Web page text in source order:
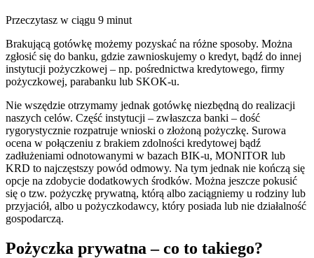
Przeczytasz w ciągu 9 minut
Brakującą gotówkę możemy pozyskać na różne sposoby. Można
zgłosić się do banku, gdzie zawnioskujemy o kredyt, bądź do innej
instytucji pożyczkowej – np. pośrednictwa kredytowego, firmy
pożyczkowej, parabanku lub SKOK-u.
Nie wszędzie otrzymamy jednak gotówkę niezbędną do realizacji
naszych celów. Część instytucji – zwłaszcza banki – dość
rygorystycznie rozpatruje wnioski o złożoną pożyczkę. Surowa
ocena w połączeniu z brakiem zdolności kredytowej bądź
zadłużeniami odnotowanymi w bazach BIK-u, MONITOR lub
KRD to najczęstszy powód odmowy. Na tym jednak nie kończą się
opcje na zdobycie dodatkowych środków. Można jeszcze pokusić
się o tzw. pożyczkę prywatną, którą albo zaciągniemy u rodziny lub
przyjaciół, albo u pożyczkodawcy, który posiada lub nie działalność
gospodarczą.
Pożyczka prywatna – co to takiego?